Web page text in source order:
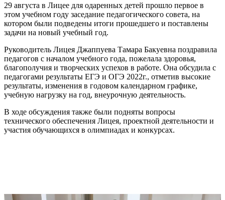
29 августа в Лицее для одаренных детей прошло первое в
этом учебном году заседание педагогического совета, на
котором были подведены итоги прошедшего и поставлены
задачи на новый учебный год.
Руководитель Лицея Джаппуева Тамара Бакуевна поздравила
педагогов с началом учебного года, пожелала здоровья,
благополучия и творческих успехов в работе. Она обсудила с
педагогами результаты ЕГЭ и ОГЭ 2022г., отметив высокие
результаты, изменения в годовом календарном графике,
учебную нагрузку на год, внеурочную деятельность.
В ходе обсуждения также были подняты вопросы
технического обеспечения Лицея, проектной деятельности и
участия обучающихся в олимпиадах и конкурсах.